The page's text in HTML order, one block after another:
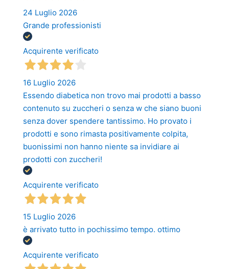
24 Luglio 2026
Grande professionisti
Acquirente verificato
16 Luglio 2026
Essendo diabetica non trovo mai prodotti a basso
contenuto su zuccheri o senza w che siano buoni
senza dover spendere tantissimo. Ho provato i
prodotti e sono rimasta positivamente colpita,
buonissimi non hanno niente sa invidiare ai
prodotti con zuccheri!
Acquirente verificato
15 Luglio 2026
è arrivato tutto in pochissimo tempo. ottimo
Acquirente verificato